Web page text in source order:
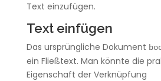
Text einzufügen.
Text einfügen
Das ursprüngliche Dokument
ein Fließtext. Man könnte die
Eigenschaft der Verknüpfung